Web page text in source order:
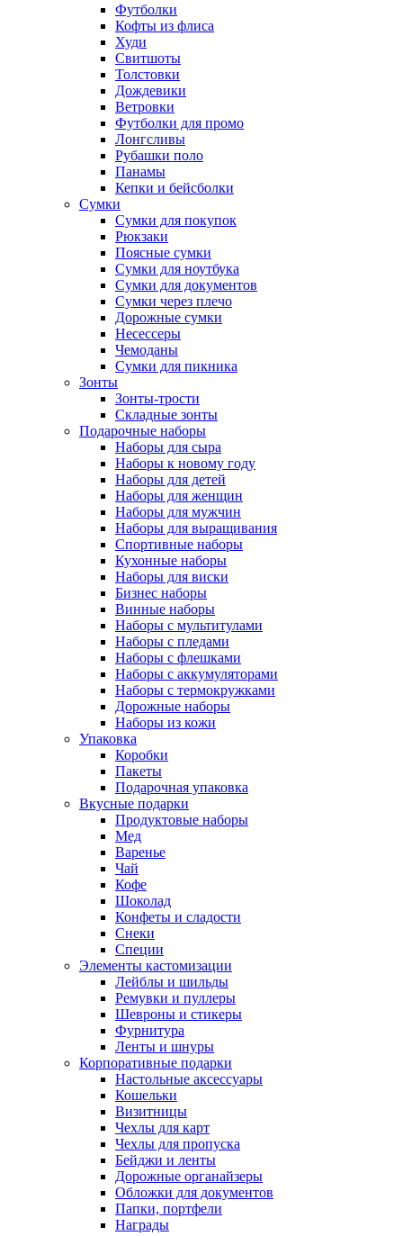
Футболки
Кофты из флиса
Худи
Свитшоты
Толстовки
Дождевики
Ветровки
Футболки для промо
Лонгсливы
Рубашки поло
Панамы
Кепки и бейсболки
Сумки
Сумки для покупок
Рюкзаки
Поясные сумки
Сумки для ноутбука
Сумки для документов
Сумки через плечо
Дорожные сумки
Несессеры
Чемоданы
Сумки для пикника
Зонты
Зонты-трости
Складные зонты
Подарочные наборы
Наборы для сыра
Наборы к новому году
Наборы для детей
Наборы для женщин
Наборы для мужчин
Наборы для выращивания
Спортивные наборы
Кухонные наборы
Наборы для виски
Бизнес наборы
Винные наборы
Наборы с мультитулами
Наборы с пледами
Наборы с флешками
Наборы с аккумуляторами
Наборы с термокружками
Дорожные наборы
Наборы из кожи
Упаковка
Коробки
Пакеты
Подарочная упаковка
Вкусные подарки
Продуктовые наборы
Мед
Варенье
Чай
Кофе
Шоколад
Конфеты и сладости
Снеки
Специи
Элементы кастомизации
Лейблы и шильды
Ремувки и пуллеры
Шевроны и стикеры
Фурнитура
Ленты и шнуры
Корпоративные подарки
Настольные аксессуары
Кошельки
Визитницы
Чехлы для карт
Чехлы для пропуска
Бейджи и ленты
Дорожные органайзеры
Обложки для документов
Папки, портфели
Награды